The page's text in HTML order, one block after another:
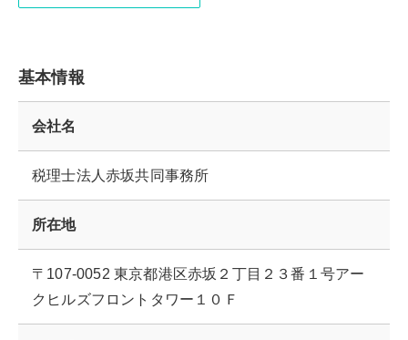
基本情報
会社名
税理士法人赤坂共同事務所
所在地
〒107-0052 東京都港区赤坂２丁目２３番１号アー
クヒルズフロントタワー１０Ｆ